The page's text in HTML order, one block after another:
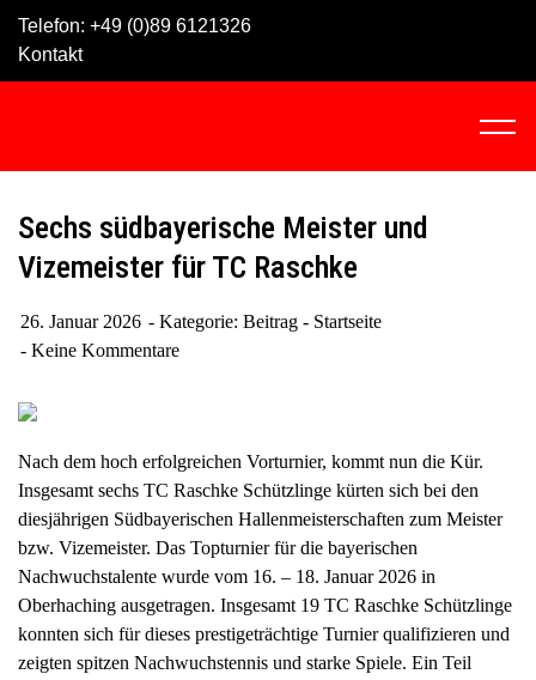
Telefon: +49 (0)89 6121326
Kontakt
C
Sechs südbayerische Meister und
Vizemeister für TC Raschke
26. Januar 2026 Kategorie: Beitrag - Startseite
Keine Kommentare
Nach dem hoch erfolgreichen Vorturnier, kommt nun die Kür.
Insgesamt sechs TC Raschke Schützlinge kürten sich bei den
diesjährigen Südbayerischen Hallenmeisterschaften zum Meister
bzw. Vizemeister. Das Topturnier für die bayerischen
Nachwuchstalente wurde vom 16. – 18. Januar 2026 in
Oberhaching ausgetragen. Insgesamt 19 TC Raschke Schützlinge
konnten sich für dieses prestigeträchtige Turnier qualifizieren und
zeigten spitzen Nachwuchstennis und starke Spiele. Ein Teil